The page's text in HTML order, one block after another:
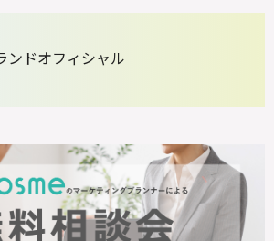
ンドオフィシャル